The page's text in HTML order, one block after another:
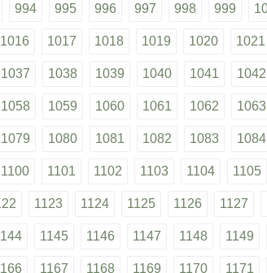
994 995 996 997 998 999
1016 1017 1018 1019 1020 1021
1037 1038 1039 1040 1041 1042
1058 1059 1060 1061 1062 1063
1079 1080 1081 1082 1083 1084
1100 1101 1102 1103 1104 1105
1123 1124 1125 1126 1127
1145 1146 1147 1148 1149
1167 1168 1169 1170 1171